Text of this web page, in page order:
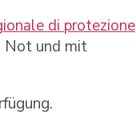
di protezione
Not und mit